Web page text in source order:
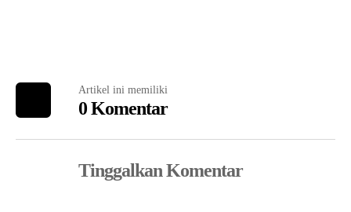
Artikel ini memiliki
0 Komentar
Tinggalkan Komentar